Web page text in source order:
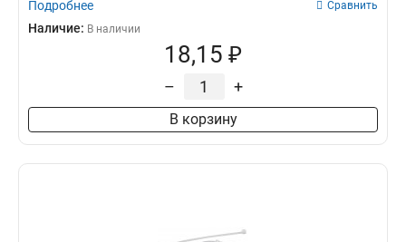
Подробнее Сравнить
Наличие: В наличии
18,15 ₽
– +
В корзину